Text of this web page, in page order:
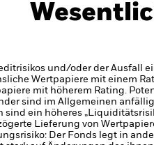
und/oder der Ausfall
Wertpapiere mit einem
mit höherem Rating.
sind im Allgemeinen
sind ein höheres
Lieferung von
Der Fonds legt in